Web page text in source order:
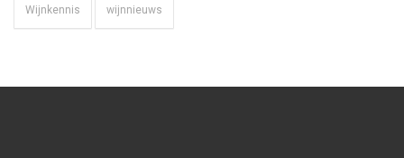
Wijnkennis wijnnieuws